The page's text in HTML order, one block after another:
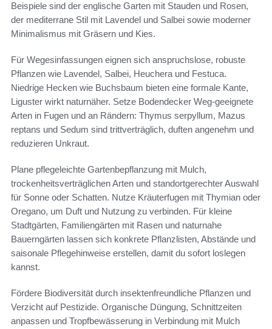
Beispiele sind der englische Garten mit Stauden und Rosen,
der mediterrane Stil mit Lavendel und Salbei sowie moderner
Minimalismus mit Gräsern und Kies.
Für Wegesinfassungen eignen sich anspruchslose, robuste
Pflanzen wie Lavendel, Salbei, Heuchera und Festuca.
Niedrige Hecken wie Buchsbaum bieten eine formale Kante,
Liguster wirkt naturnäher. Setze Bodendecker Weg-geeignete
Arten in Fugen und an Rändern: Thymus serpyllum, Mazus
reptans und Sedum sind trittverträglich, duften angenehm und
reduzieren Unkraut.
Plane pflegeleichte Gartenbepflanzung mit Mulch,
trockenheitsverträglichen Arten und standortgerechter Auswahl
für Sonne oder Schatten. Nutze Kräuterfugen mit Thymian oder
Oregano, um Duft und Nutzung zu verbinden. Für kleine
Stadtgärten, Familiengärten mit Rasen und naturnahe
Bauerngärten lassen sich konkrete Pflanzlisten, Abstände und
saisonale Pflegehinweise erstellen, damit du sofort loslegen
kannst.
Fördere Biodiversität durch insektenfreundliche Pflanzen und
Verzicht auf Pestizide. Organische Düngung, Schnittzeiten
anpassen und Tropfbewässerung in Verbindung mit Mulch